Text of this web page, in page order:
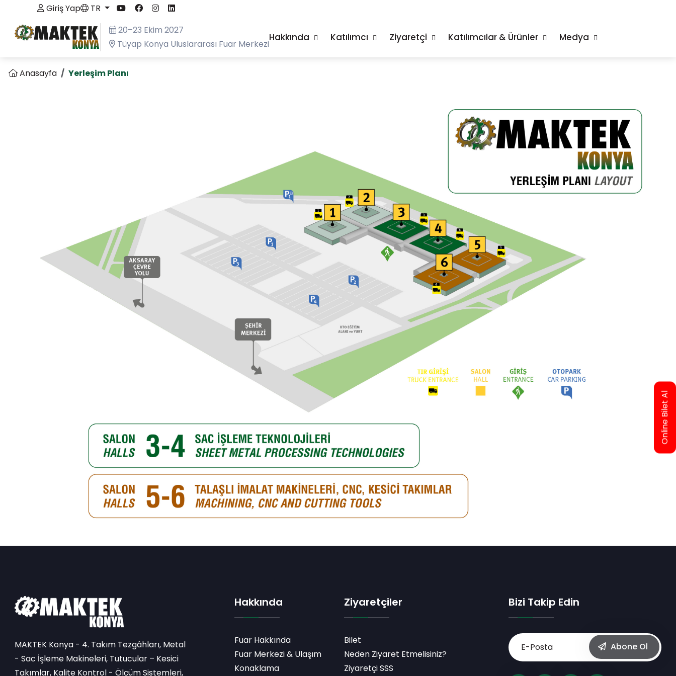
Giriş Yap
TR
20–23 Ekim 2027
Tüyap Konya Uluslararası Fuar Merkezi
Hakkında Katılımcı Ziyaretçi Katılımcılar & Ürünler Medya
Anasayfa Yerleşim Planı
MAKTEK Konya - 4. Takım Tezgâhları, Metal
- Sac İşleme Makineleri, Tutucular – Kesici
Takımlar, Kalite Kontrol - Ölçüm Sistemleri,
Hakkında
Fuar Hakkında
Fuar Merkezi & Ulaşım
Konaklama
Ziyaretçiler
Bilet
Neden Ziyaret Etmelisiniz?
Ziyaretçi SSS
Bizi Takip Edin
Abone Ol
Online Bilet Al